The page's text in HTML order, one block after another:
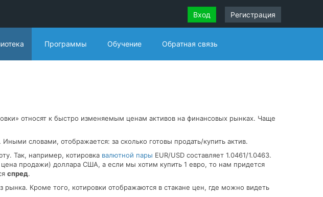
Вход Регистрация
Программы Обучение Обратная связь
относят к быстро изменяемым ценам активов на финансовых рынках. Чаще
словами, отображается: за сколько готовы продать/купить актив.
Так, например, котировка валютной пары EUR/USD составляет 1.0461/1.0463.
цена продажи) доллара США, а если мы хотим купить 1 евро, то нам придется
спред.
рынка. Кроме того, котировки отображаются в стакане цен, где можно видеть